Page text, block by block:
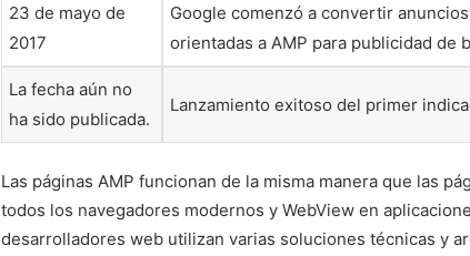
23 de mayo de
2017
Google comenzó a convertir
orientadas a AMP para publicidad de
La fecha aún no
ha sido publicada.
Lanzamiento exitoso del primer
Las páginas AMP funcionan de la misma manera que las
todos los navegadores modernos y WebView en
desarrolladores web utilizan varias soluciones técnicas y